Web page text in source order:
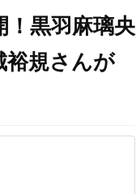
！黒羽麻璃央
裕規さんが